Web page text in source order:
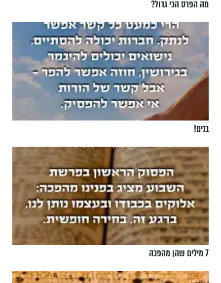
מה הפרס הכי גדול?
בנים!
7 מילים שהן מהפכה